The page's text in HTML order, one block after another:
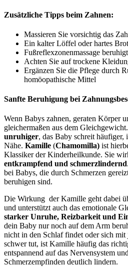
Zusätzliche Tipps beim Zahnen:
Massieren Sie vorsichtig das
Ein kalter Löffel oder hartes
Fußreflexzonenmassage
Achten Sie auf trockene
Ergänzen Sie die Pflege durch
homöopathische Mittel
Sanfte Beruhigung bei
Wenn Babys zahnen, geraten Körper
gleichermaßen aus dem
unruhiger, das Baby schreit häufiger,
Nähe. Kamille (Chamomilla) ist
Klassiker der Kinderheilkunde. Sie
entkrampfend und schmerzlindernd
bei Babys, die durch Schmerzen
beruhigen sind.
Die Wirkung der Kamille geht dabei
und unterstützt auch das emotionale
starker Unruhe, Reizbarkeit und
dein Baby nur noch auf dem Arm
nicht in den Schlaf findet oder sich mit
schwer tut, ist Kamille häufig das
entspannend auf das Nervensystem
Schmerzempfinden deutlich lindern.